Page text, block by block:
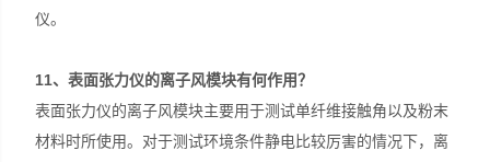
仪。
11、表面张力仪的离子风模块有何作用？
表面张力仪的离子风模块主要用于测试单纤维接触角以及粉末
材料时所使用。对于测试环境条件静电比较厉害的情况下，离